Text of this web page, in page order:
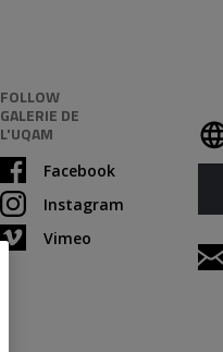
FOLLOW
GALERIE DE
L'UQAM
Facebook
Instagram
Vimeo